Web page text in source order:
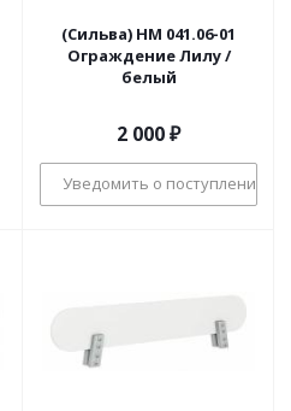
(Сильва) НМ 041.06-01
Ограждение Лилу /
белый
2 000₽
Уведомить о поступлении